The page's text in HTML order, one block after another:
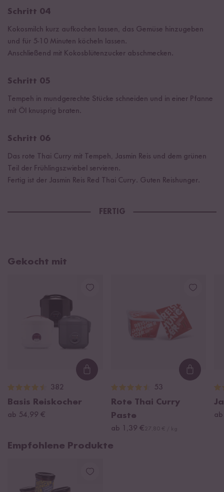
Schritt 04
Kokosmilch kurz aufkochen lassen, das Gemüse hinzugeben
und für 5-10 Minuten köcheln lassen.
Anschließend mit Kokosblütenzucker abschmecken.
Schritt 05
Tempeh in mundgerechte Stücke schneiden und in einer Pfanne
mit Öl knusprig braten.
Schritt 06
Das rote Thai Curry mit Tempeh, Jasmin Reis und dem grünen
Teil der Frühlingszwiebel servieren.
Fertig ist der Jasmin Reis Red Thai Curry. Guten Reishunger.
FERTIG
Gekocht mit
Loading...
382
Basis Reiskocher
ab 54,99 €
53
Rote Thai Curry
Paste
ab 1,39 €
Empfohlene Produkte